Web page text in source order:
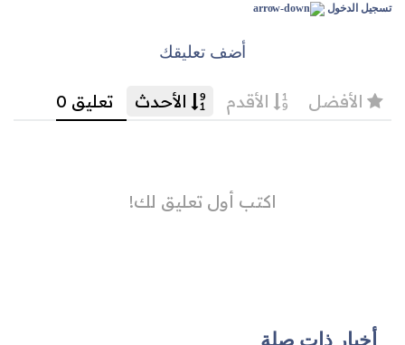
تسجيل الدخول
أضف تعليقك
أخبار ذات صلة